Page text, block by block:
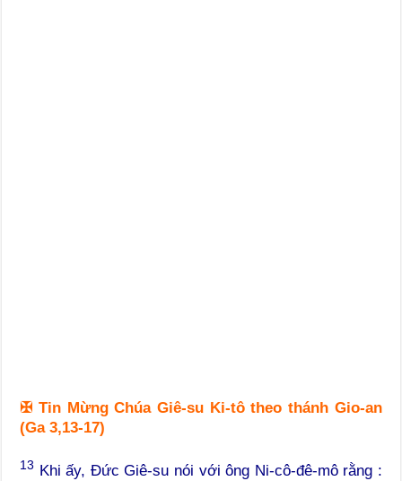
✠ Tin Mừng Chúa Giê-su Ki-tô theo thánh Gio-an
(Ga 3,13-17)
13
Khi ấy, Đức Giê-su nói với ông Ni-cô-đê-mô rằng :